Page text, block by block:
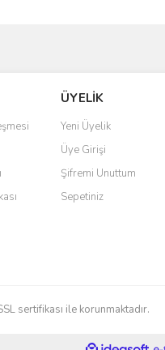
ÜYELİK
Yeni Üyelik
Üye Girişi
Şifremi Unuttum
Sepetiniz
sertifikası ile korunmaktadır.